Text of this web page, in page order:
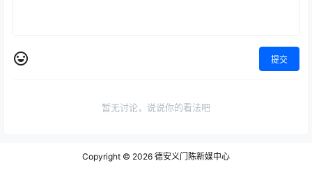
提交
暂无讨论，说说你的看法吧
Copyright © 2026 德安义门陈新媒中心